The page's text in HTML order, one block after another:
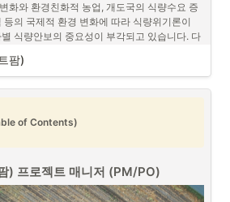
고 일하는 사람을 의미합니다.
로서 다양한 프로젝트를 진행 관리를 해온 경
는 디지털 노마드라는 단어와 매우 어울리는
것입니다. 개인적으로 디지털 노마드로서의
화와 환경친화적 농업, 개도국의 식량수요 증
의 국제적 환경 변화에 따라 식량위기론이
식량안보의 중요성이 부각되고 있습니다. 다
팜)
of Contents)
) 프로젝트 매니저 (PM/PO)